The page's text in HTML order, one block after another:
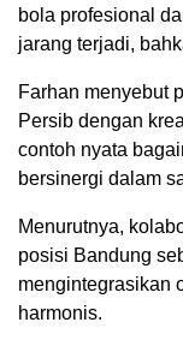
bola profesional
jarang terjadi,
Farhan menyebut
Persib dengan
contoh nyata
bersinergi dalam
Menurutnya,
posisi Bandung
mengintegrasikan
harmonis.